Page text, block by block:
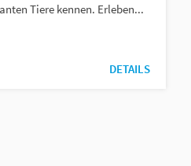
Tiere kennen. Erleben...
DETAILS